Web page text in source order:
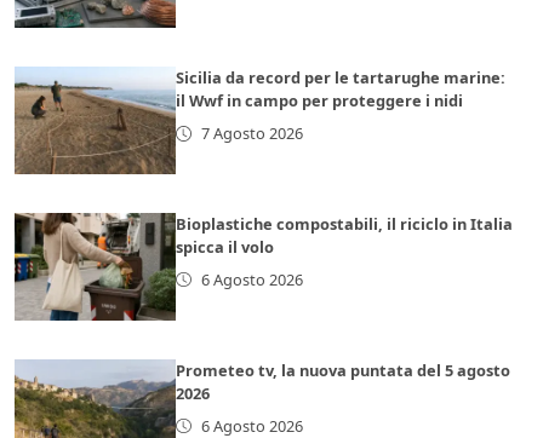
Sicilia da record per le tartarughe marine:
il Wwf in campo per proteggere i nidi
7 Agosto 2026
Bioplastiche compostabili, il riciclo in Italia
spicca il volo
6 Agosto 2026
Prometeo tv, la nuova puntata del 5 agosto
2026
6 Agosto 2026